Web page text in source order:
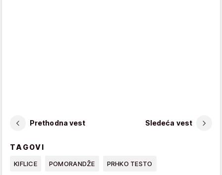
Prethodna vest Sledeća vest
TAGOVI
KIFLICE POMORANDŽE PRHKO TESTO